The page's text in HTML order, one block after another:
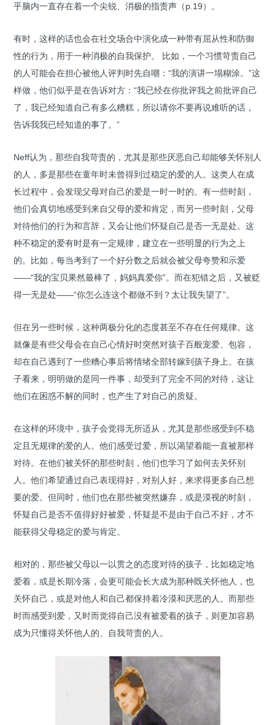
乎脑内一直存在着一个尖锐、消极的指责声（p.19）。
有时，这样的话也会在社交场合中演化成一种带有屈从性和防御
性的行为，用于一种消极的自我保护。 比如，一个习惯苛责自己
的人可能会在担心被他人评判时先自嘲：“我的演讲一塌糊涂。”这
样做，他们似乎是在告诉对方：“我已经在你批评我之前批评自己
了，我已经知道自己有多么糟糕，所以请你不要再说难听的话，
告诉我我已经知道的事了。”
Neff认为，那些自我苛责的，尤其是那些厌恶自己却能够关怀别人
的人，多是那些在童年时未曾得到过稳定的爱的人。这类人在成
长过程中，会发现父母对自己的爱是一时一时的。有一些时刻，
他们会真切地感受到来自父母的爱和肯定，而另一些时刻，父母
对待他们的行为和言辞，又会让他们怀疑自己是否一无是处。这
种不稳定的爱有时是有一定规律，建立在一些明显的行为之上
的。比如，每当考到了一个好分数之后就会被父母夸赞和示爱
——“我的宝贝果然最棒了，妈妈真爱你”。而在犯错之后，又被贬
得一无是处——“你怎么连这个都做不到？太让我失望了”。
但在另一些时候，这种两极分化的态度甚至不存在任何规律。这
就像是有些父母会在自己心情好时突然对孩子百般宠爱、包容，
却在自己遇到了一些糟心事后将情绪全部转嫁到孩子身上。在孩
子看来，明明做的是同一件事，却受到了完全不同的对待，这让
他们在困惑不解的同时，也产生了对自己的质疑。
在这样的环境中，孩子会觉得无所适从，尤其是那些感受到不稳
定且无规律的爱的人。他们感受过爱，所以渴望着能一直被那样
对待。在他们被关怀的那些时刻，他们也学习了如何去关怀别
人。他们希望通过自己表现得好，对别人好，来求得更多自己想
要的爱。但同时，他们也在那些被突然嫌弃，或是漠视的时刻，
怀疑自己是否不值得好好被爱，怀疑是不是由于自己不好，才不
能获得父母稳定的爱与肯定。
相对的，那些被父母以一以贯之的态度对待的孩子，比如稳定地
爱着，或是长期冷落，会更可能会长大成为那种既关怀他人，也
关怀自己，或是对他人和自己都保持着冷漠和厌恶的人。而那些
时而感受到爱，又时而觉得自己没有被爱着的孩子，则更加容易
成为只懂得关怀他人的、自我苛责的人。